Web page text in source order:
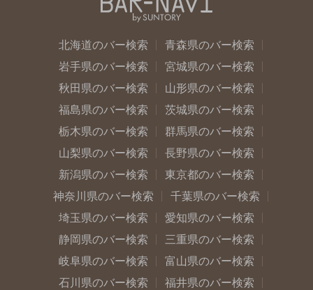
北海道のバー検索
青森県のバー検索
岩手県のバー検索
宮城県のバー検索
秋田県のバー検索
山形県のバー検索
福島県のバー検索
茨城県のバー検索
栃木県のバー検索
群馬県のバー検索
山梨県のバー検索
長野県のバー検索
新潟県のバー検索
東京都のバー検索
神奈川県のバー検索
千葉県のバー検索
埼玉県のバー検索
愛知県のバー検索
静岡県のバー検索
三重県のバー検索
岐阜県のバー検索
富山県のバー検索
石川県のバー検索
福井県のバー検索